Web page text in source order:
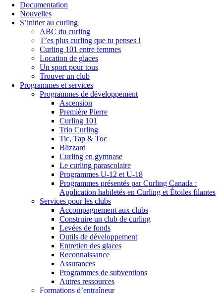
Documentation
Nouvelles
S’initier au curling
ABC du curling
T’es plus curling que tu penses !
Curling 101 entre femmes
Location de glaces
Un sport pour tous
Trouver un club
Programmes et services
Programmes de développement
Ascension
Première Pierre
Curling 101
Trio Curling
Tic, Tap & Toc
Blizzard
Curling en gymnase
Le curling parascolaire
Programmes U-12 et U-18
Programmes présentés par Curling Canada :
Application habiletés en Curling et Étoiles filantes
Services pour les clubs
Accompagnement aux clubs
Construire un club de curling
Levées de fonds
Outils de développement
Entretien des glaces
Reconnaissance
Assurances
Programmes de subventions
Autres ressources
Formations d’entraîneur